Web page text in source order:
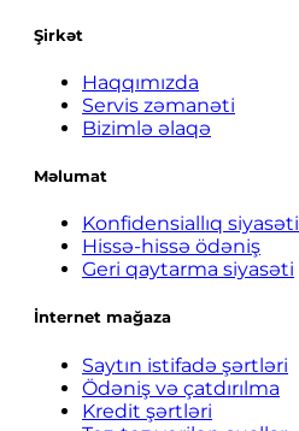
Şirkət
Haqqımızda
Servis zəmanəti
Bizimlə əlaqə
Məlumat
Konfidensiallıq siyasəti
Hissə-hissə ödəniş
Geri qaytarma siyasəti
İnternet mağaza
Saytın istifadə şərtləri
Ödəniş və çatdırılma
Kredit şərtləri